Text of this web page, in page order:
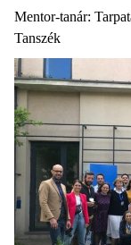
Mentor-tanár:
Tanszék